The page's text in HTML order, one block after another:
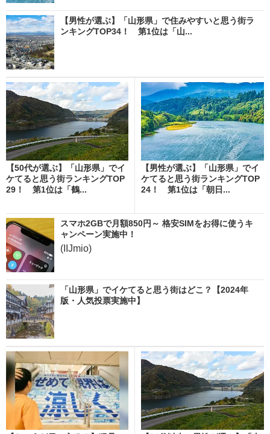
【男性が選ぶ】「山形県」で住みやすいと思う街ラ
ンキングTOP34！ 第1位は「山...
【50代が選ぶ】「山形県」でイ
ケてると思う街ランキングTOP
29！ 第1位は「鶴...
【男性が選ぶ】「山形県」でイ
ケてると思う街ランキングTOP
24！ 第1位は「朝日...
スマホ2GBで月額850円～ 格安SIMをお得に使うキ
ャンペーン実施中！
(IIJmio)
「山形県」でイケてると思う街はどこ？【2024年
版・人気投票実施中】